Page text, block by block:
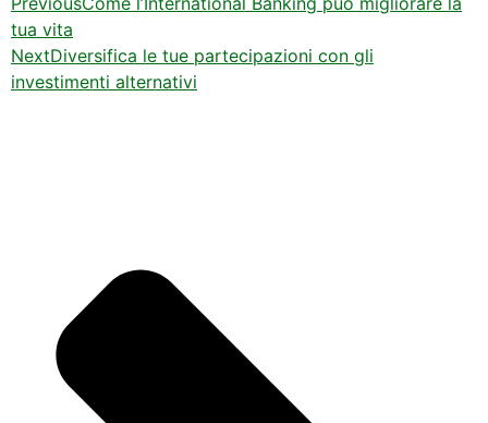
tua vita
NextDiversifica le tue partecipazioni con gli
investimenti alternativi